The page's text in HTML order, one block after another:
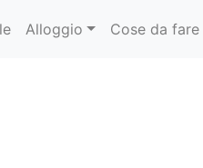
Alloggio Cose da fare